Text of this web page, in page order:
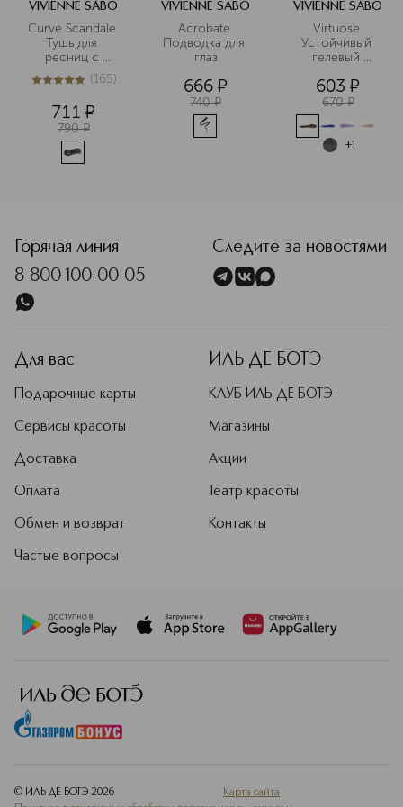
VIVIENNE SABO
Curve Scandale
Тушь для
ресниц с
эффектом
изгиба и
4.9из5165 (165)
711 ¤
790 ¤
VIVIENNE SABO
Acrobate
Подводка для
глаз
666 ¤
740 ¤
VIVIENNE SABO
Virtuose
Устойчивый
гелевый
для глаз
603 ¤
670 ¤
+1
Горячая линия
8-800-100-00-05
Следите за новостями
Для вас
Подарочные карты
Сервисы красоты
Доставка
Оплата
Обмен и возврат
Частые вопросы
ИЛЬ ДЕ БОТЭ
КЛУБ ИЛЬ ДЕ БОТЭ
Магазины
Акции
Театр красоты
Контакты
© ИЛЬ ДЕ БОТЭ 2026
Карта сайта